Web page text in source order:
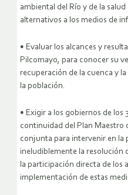
ambiental del Río y de la
alternativos a los medios de
• Evaluar los alcances y
Pilcomayo, para conocer su
recuperación de la cuenca y
la población.
• Exigir a los gobiernos de los
continuidad del Plan Maestro
conjunta para intervenir en la
ineludiblemente la resolución
la participación directa de los
implementación de estas